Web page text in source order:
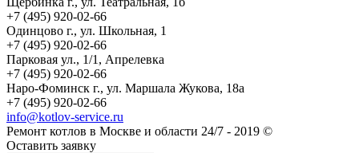
+7 (495) 920-02-66
Одинцово г., ул. Школьная, 1
+7 (495) 920-02-66
Парковая ул., 1/1, Апрелевка
+7 (495) 920-02-66
Наро-Фоминск г., ул. Маршала Жукова, 18а
+7 (495) 920-02-66
info@kotlov-service.ru
Ремонт котлов в Москве и области 24/7 - 2019 ©
Оставить заявку